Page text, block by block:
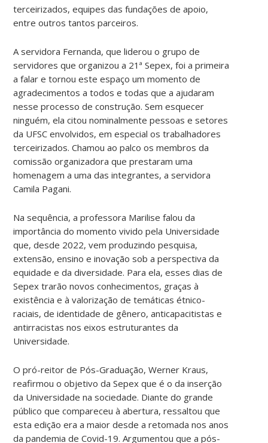
terceirizados, equipes das fundações de apoio,
entre outros tantos parceiros.
A servidora Fernanda, que liderou o grupo de
servidores que organizou a 21ª Sepex, foi a primeira
a falar e tornou este espaço um momento de
agradecimentos a todos e todas que a ajudaram
nesse processo de construção. Sem esquecer
ninguém, ela citou nominalmente pessoas e setores
da UFSC envolvidos, em especial os trabalhadores
terceirizados. Chamou ao palco os membros da
comissão organizadora que prestaram uma
homenagem a uma das integrantes, a servidora
Camila Pagani.
Na sequência, a professora Marilise falou da
importância do momento vivido pela Universidade
que, desde 2022, vem produzindo pesquisa,
extensão, ensino e inovação sob a perspectiva da
equidade e da diversidade. Para ela, esses dias de
Sepex trarão novos conhecimentos, graças à
existência e à valorização de temáticas étnico-
raciais, de identidade de gênero, anticapacitistas e
antirracistas nos eixos estruturantes da
Universidade.
O pró-reitor de Pós-Graduação, Werner Kraus,
reafirmou o objetivo da Sepex que é o da inserção
da Universidade na sociedade. Diante do grande
público que compareceu à abertura, ressaltou que
esta edição era a maior desde a retomada nos anos
da pandemia de Covid-19. Argumentou que a pós-